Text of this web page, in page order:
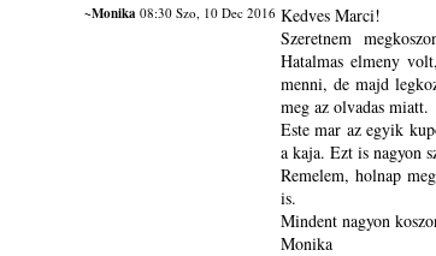
~Monika08:30 Szo, 10 Dec 2016 Kedves Marci!
Szeretnem
Hatalmas elmeny
menni, de majd
meg az olvadas miatt.
Este mar az egyik
a kaja. Ezt is nagyon
Remelem, holnap
is.
Mindent nagyon
Monika